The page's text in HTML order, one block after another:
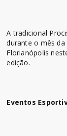
A tradicional
durante o mês
Florianópolis
edição.
Eventos